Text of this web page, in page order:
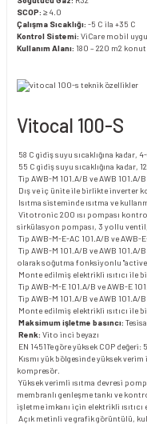
SCOP: ≥ 4.0
Çalışma Sıcaklığı: -5 C ila +35 C
Kontrol Sistemi: ViCare mobil
Kullanım Alanı: 180 – 220 m2
Vitocal 100-S
58 C gidiş suyu sıcaklığına kadar, 4-
55 C gidiş suyu sıcaklığına kadar,
Tip AWB-M 101.A/B ve AWB 101.A/B
Dış ve iç ünite ile birlikte inverter
Isıtma sisteminde ısıtma ve
Vitotronic 200 ısı pompası
sirkülasyon pompası, 3 yollu ventil,
Tip AWB-M-E-AC 101.A/B ve AWB-
Tip AWB-M 101.A/B ve AWB 101.A/
olarak soğutma fonksiyonlu
Monte edilmiş elektrikli ısıtıcı ile
Tip AWB-M-E 101.A/B ve AWB-E
Tip AWB-M 101.A/B ve AWB 101.A/
Monte edilmiş elektrikli ısıtıcı ile
Maksimum işletme basıncı:
Renk: Vito inci beyazı
EN 14511'e göre yüksek COP değeri:
Kısmı yük bölgesinde yüksek
kompresör.
Yüksek verimli ısıtma devresi
membranlı genleşme tankı ve
işletme imkanı için elektrikli
Açık metinli ve grafik görüntülü,